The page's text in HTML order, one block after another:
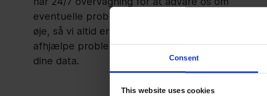
Consent
This website uses cookies
eventuelle problemer. Vores udviklere holder nøje
øje, så vi altid er tilgængelige og klar til at
afhjælpe problemer, der kan forhindre adgang til
dine data.